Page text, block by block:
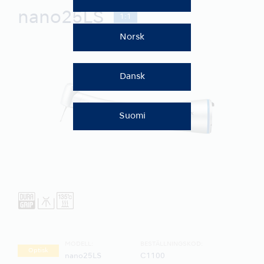
Norsk
Dansk
Suomi
nano25LS 1:1
Optisk
nano25LS C1100